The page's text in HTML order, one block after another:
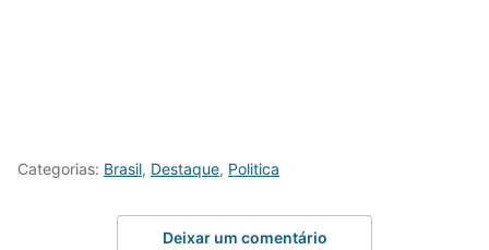
Categorias: Brasil, Destaque, Politica
Deixar um comentário